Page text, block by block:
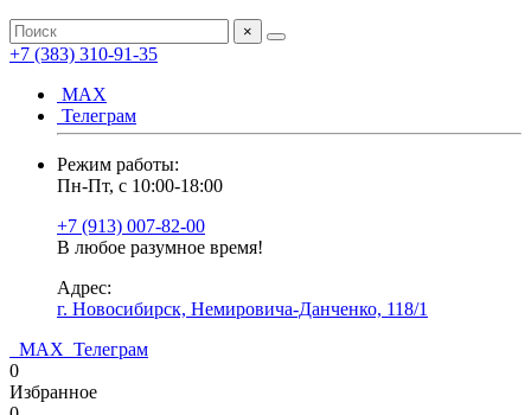
×
+7 (383) 310-91-35
МАХ
Телеграм
Режим работы:
Пн-Пт, с 10:00-18:00
+7 (913) 007-82-00
В любое разумное время!
Адрес:
г. Новосибирск, Немировича-Данченко, 118/1
МАХ Телеграм
0
Избранное